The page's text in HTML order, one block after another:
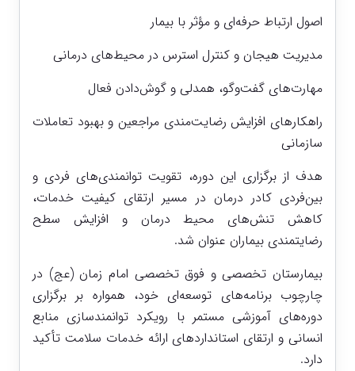
اصول ارتباط حرفه‌ای و مؤثر با بیمار
مدیریت هیجان و کنترل استرس در محیط‌های درمانی
مهارت‌های گفت‌وگو، همدلی و گوش‌دادن فعال
راهکارهای افزایش رضایت‌مندی مراجعین و بهبود تعاملات
سازمانی
هدف از برگزاری این دوره، تقویت توانمندی‌های فردی و
بین‌فردی کادر درمان در مسیر ارتقای کیفیت خدمات،
کاهش تنش‌های محیط درمان و افزایش سطح
رضایتمندی بیماران عنوان شد.
بیمارستان تخصصی و فوق تخصصی امام زمان (عج) در
چارچوب برنامه‌های توسعه‌ای خود، همواره بر برگزاری
دوره‌های آموزشی مستمر با رویکرد توانمندسازی منابع
انسانی و ارتقای استانداردهای ارائه خدمات سلامت تأکید
دارد.